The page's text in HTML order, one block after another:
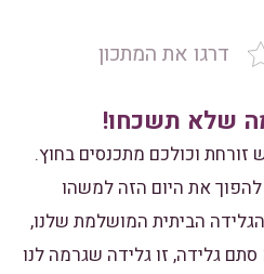
דרגו את המתכון
שלא תשכחו!
וכולכם מתכנסים בחוץ.
את היום הזה למשהו
הביתית המושלמת שלנו,
גלידה, זו גלידה שגרמה לנו